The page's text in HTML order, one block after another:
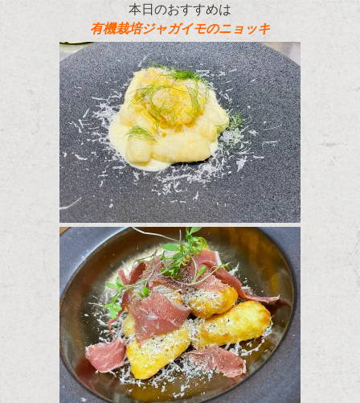
本日のおすすめは
有機栽培ジャガイモのニョッキ